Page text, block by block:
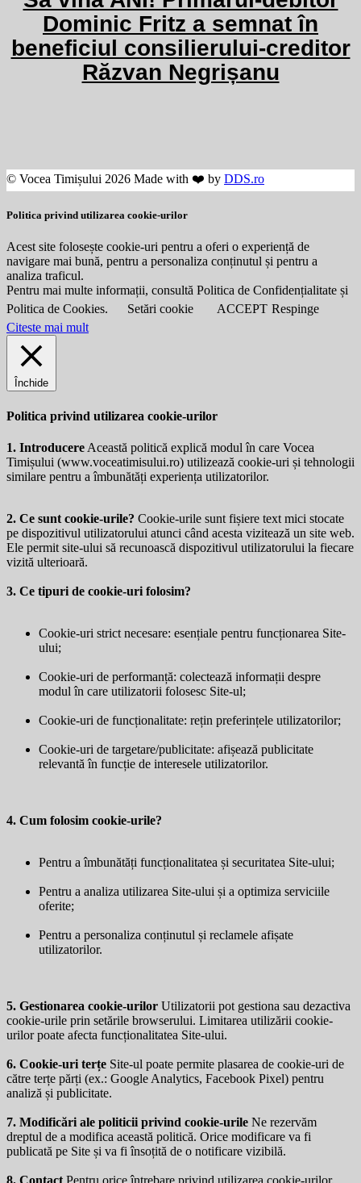
Dominic Fritz a semnat în
beneficiul consilierului-creditor
Răzvan Negrișanu
© Vocea Timișului 2026 Made with ❤️ by DDS.ro
Politica privind utilizarea cookie-urilor
Acest site folosește cookie-uri pentru a oferi o experiență de
navigare mai bună, pentru a personaliza conținutul și pentru a
analiza traficul.
Pentru mai multe informații, consultă Politica de Confidențialitate și
Politica de Cookies.
Setări cookie ACCEPT Respinge
Citeste mai mult
Închide
Politica privind utilizarea cookie-urilor
1. Introducere Această politică explică modul în care Vocea
Timișului (www.voceatimisului.ro) utilizează cookie-uri și tehnologii
similare pentru a îmbunătăți experiența utilizatorilor.
2. Ce sunt cookie-urile? Cookie-urile sunt fișiere text mici stocate
pe dispozitivul utilizatorului atunci când acesta vizitează un site web.
Ele permit site-ului să recunoască dispozitivul utilizatorului la fiecare
vizită ulterioară.
3. Ce tipuri de cookie-uri folosim?
Cookie-uri strict necesare: esențiale pentru funcționarea Site-
ului;
Cookie-uri de performanță: colectează informații despre
modul în care utilizatorii folosesc Site-ul;
Cookie-uri de funcționalitate: rețin preferințele utilizatorilor;
Cookie-uri de targetare/publicitate: afișează publicitate
relevantă în funcție de interesele utilizatorilor.
4. Cum folosim cookie-urile?
Pentru a îmbunătăți funcționalitatea și securitatea Site-ului;
Pentru a analiza utilizarea Site-ului și a optimiza serviciile
oferite;
Pentru a personaliza conținutul și reclamele afișate
utilizatorilor.
5. Gestionarea cookie-urilor Utilizatorii pot gestiona sau dezactiva
cookie-urile prin setările browserului. Limitarea utilizării cookie-
urilor poate afecta funcționalitatea Site-ului.
6. Cookie-uri terțe Site-ul poate permite plasarea de cookie-uri de
către terțe părți (ex.: Google Analytics, Facebook Pixel) pentru
analiză și publicitate.
7. Modificări ale politicii privind cookie-urile Ne rezervăm
dreptul de a modifica această politică. Orice modificare va fi
publicată pe Site și va fi însoțită de o notificare vizibilă.
8. Contact Pentru orice întrebare privind utilizarea cookie-urilor,